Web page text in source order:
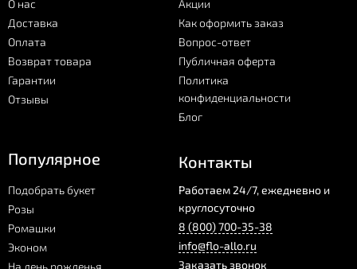
О нас
Доставка
Оплата
Возврат товара
Гарантии
Отзывы
Акции
Как оформить заказ
Вопрос-ответ
Публичная оферта
Политика
конфиденциальности
Блог
Популярное
Подобрать букет
Розы
Ромашки
Эконом
На день рожденья
Контакты
Работаем 24/7, ежедневно и
круглосуточно
8 (800) 700-35-38
info@flo-allo.ru
Заказать звонок